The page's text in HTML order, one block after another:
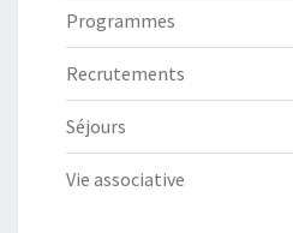
Programmes
Recrutements
Séjours
Vie associative